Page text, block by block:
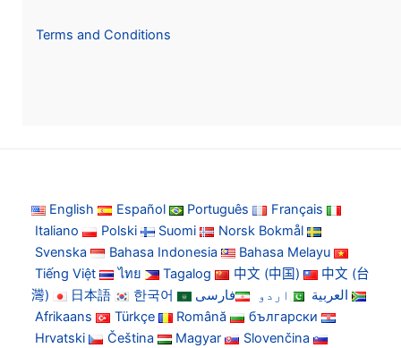
Terms and Conditions
English Español Português
Français
Italiano
Polski Suomi
Norsk Bokmål
Svenska
Bahasa Indonesia
Bahasa Melayu
Tiếng Việt
ไทย Tagalog 中文 (中国)
中文 (台
灣)
日本語 한국어 العربية اردو
فارسی
Afrikaans
Türkçe Română
български
Hrvatski
Čeština Magyar
Slovenčina